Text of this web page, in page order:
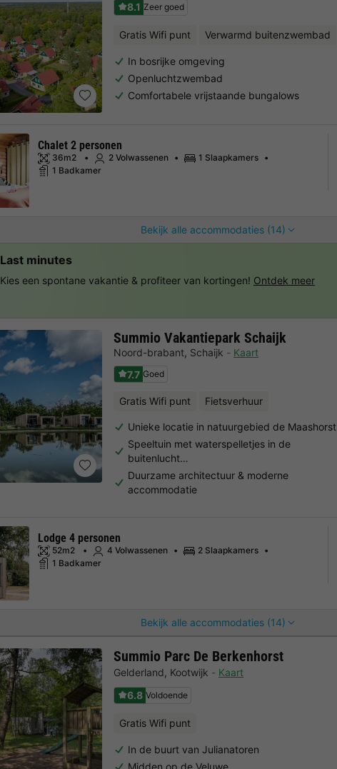
8.1 Zeer goed
Gratis Wifi punt Verwarmd buitenzwembad
In bosrijke omgeving
Openluchtzwembad
Comfortabele vrijstaande bungalows
Bekijk alle accommodaties (14)
Chalet 2 personen
36m2 2 Volwassenen
1 Slaapkamers
1 Badkamer
Summio Vakantiepark Schaijk
Noord-brabant, Schaijk
Kaart
7.7 Goed
Gratis Wifi punt Fietsverhuur
Unieke locatie in natuurgebied de Maashorst
Speeltuin met waterspelletjes in de
buitenlucht…
Duurzame architectuur & moderne
accommodatie
Bekijk alle accommodaties (14)
Lodge 4 personen
52m2 4 Volwassenen
2 Slaapkamers
1 Badkamer
Summio Parc De Berkenhorst
Gelderland, Kootwijk
Kaart
6.8 Voldoende
Gratis Wifi punt
In de buurt van Julianatoren
Last minutes
Kies een spontane vakantie & profiteer van kortingen! Ontdek meer